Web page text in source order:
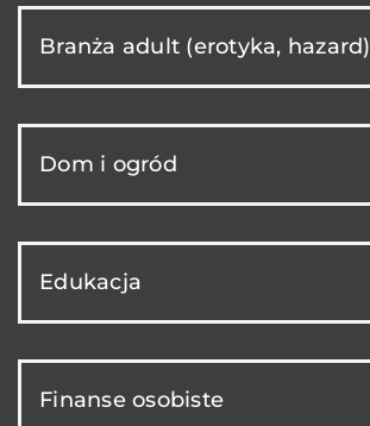
Branża adult (erotyka, hazard)
Dom i ogród
Edukacja
Finanse osobiste